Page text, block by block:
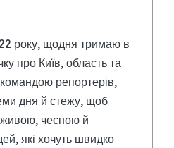
року, щодня тримаю в
про Київ, область та
репортерів,
дня й стежу, щоб
чесною й
які хочуть швидко